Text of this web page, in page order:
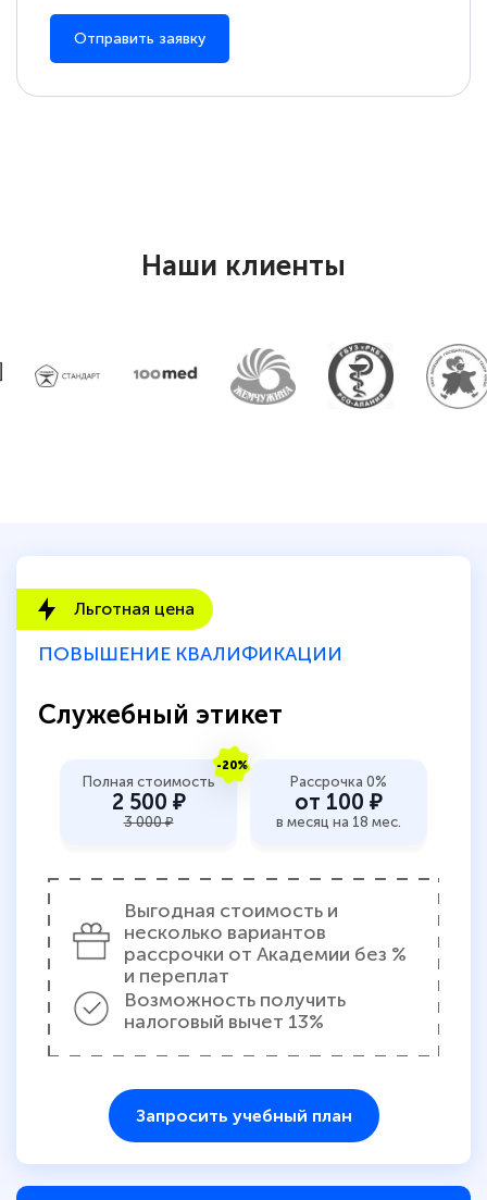
Отправить заявку
Наши клиенты
Льготная цена
ПОВЫШЕНИЕ КВАЛИФИКАЦИИ
Служебный этикет
-20%
Полная стоимость
2 500 ₽
3 000 ₽
Рассрочка 0%
от 100 ₽
в месяц на 18 мес.
Выгодная стоимость и
несколько вариантов
рассрочки от Академии без %
и переплат
Возможность получить
налоговый вычет 13%
Запросить учебный план